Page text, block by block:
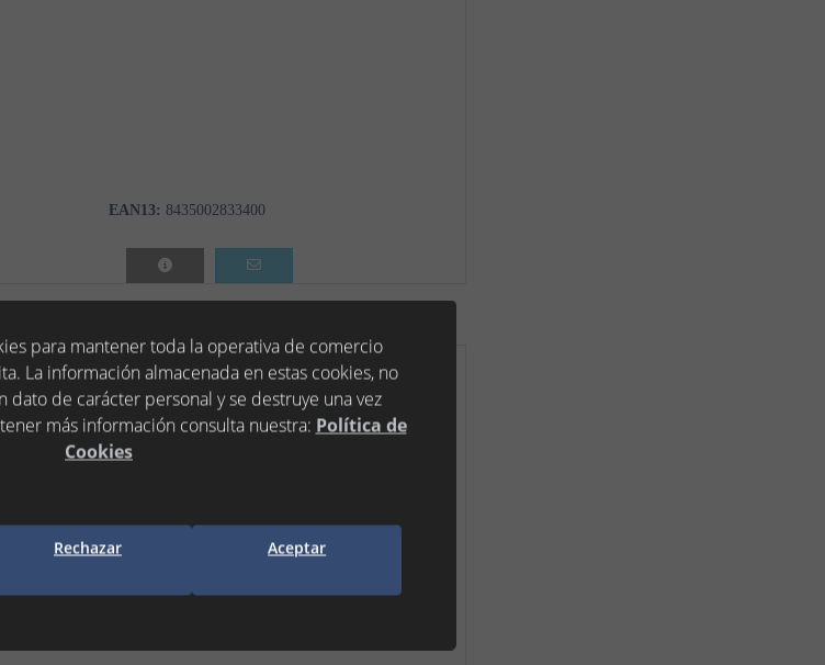
EAN13: 8435002833400
para mantener toda la operativa de comercio
La información almacenada en estas cookies, no
dato de carácter personal y se destruye una vez
más información consulta nuestra: Política de
Cookies
Rechazar Aceptar